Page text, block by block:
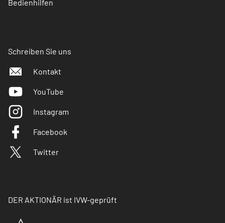
Bedienhilfen
Schreiben Sie uns
Kontakt
YouTube
Instagram
Facebook
Twitter
DER AKTIONÄR ist IVW-geprüft